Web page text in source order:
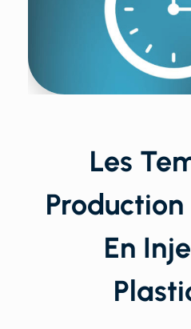
Les
Production
En